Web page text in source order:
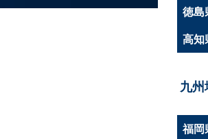
徳島
高知
九州
福岡